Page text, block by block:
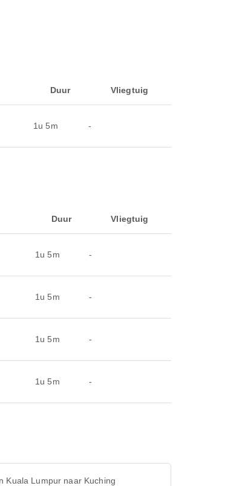
Duur Vliegtuig
1u 5m -
Duur Vliegtuig
1u 5m -
1u 5m -
1u 5m -
1u 5m -
Kuala Lumpur naar Kuching